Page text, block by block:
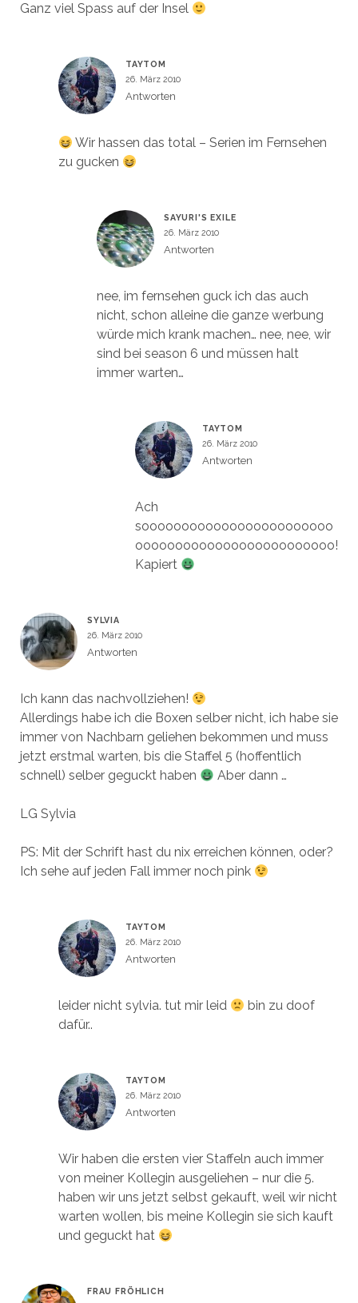
Ganz viel Spass auf der Insel
TAYTOM
26. März 2010
Antworten
Wir hassen das total – Serien im Fernsehen
zu gucken
SAYURI'S EXILE
26. März 2010
Antworten
nee, im fernsehen guck ich das auch
nicht, schon alleine die ganze werbung
würde mich krank machen… nee, nee, wir
sind bei season 6 und müssen halt
immer warten…
TAYTOM
26. März 2010
Antworten
Ach
soooooooooooooooooooooooo
ooooooooooooooooooooooooo!
Kapiert
SYLVIA
26. März 2010
Antworten
Ich kann das nachvollziehen!
Allerdings habe ich die Boxen selber nicht, ich habe sie
immer von Nachbarn geliehen bekommen und muss
jetzt erstmal warten, bis die Staffel 5 (hoffentlich
schnell) selber geguckt haben
Aber dann …
LG Sylvia
PS: Mit der Schrift hast du nix erreichen können, oder?
Ich sehe auf jeden Fall immer noch pink
TAYTOM
26. März 2010
Antworten
leider nicht sylvia. tut mir leid
bin zu doof
dafür..
TAYTOM
26. März 2010
Antworten
Wir haben die ersten vier Staffeln auch immer
von meiner Kollegin ausgeliehen – nur die 5.
haben wir uns jetzt selbst gekauft, weil wir nicht
warten wollen, bis meine Kollegin sie sich kauft
und geguckt hat
FRAU FRÖHLICH